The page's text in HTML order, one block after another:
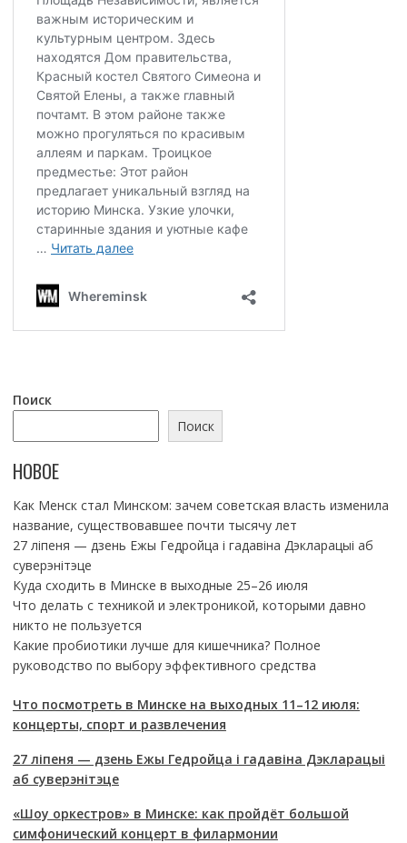
Поиск
Поиск
НОВОЕ
Как Менск стал Минском: зачем советская власть изменила
название, существовавшее почти тысячу лет
27 ліпеня — дзень Ежы Гедройца і гадавіна Дэкларацыі аб
суверэнітэце
Куда сходить в Минске в выходные 25–26 июля
Что делать с техникой и электроникой, которыми давно
никто не пользуется
Какие пробиотики лучше для кишечника? Полное
руководство по выбору эффективного средства
Что посмотреть в Минске на выходных 11–12 июля:
концерты, спорт и развлечения
27 ліпеня — дзень Ежы Гедройца і гадавіна Дэкларацыі
аб суверэнітэце
«Шоу оркестров» в Минске: как пройдёт большой
симфонический концерт в филармонии